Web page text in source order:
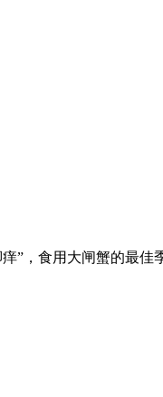
”，食用大闸蟹的最